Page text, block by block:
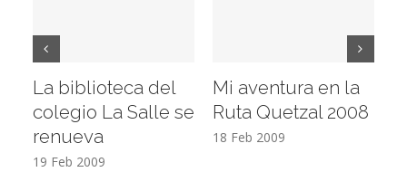
La biblioteca del
colegio La Salle se
renueva
19 Feb 2009
Mi aventura en la
Ruta Quetzal 2008
18 Feb 2009